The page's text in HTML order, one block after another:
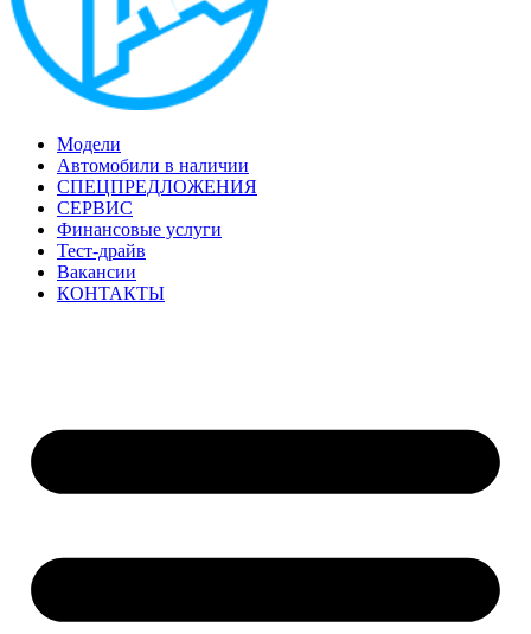
Модели
Автомобили в наличии
СПЕЦПРЕДЛОЖЕНИЯ
СЕРВИС
Финансовые услуги
Тест-драйв
Вакансии
КОНТАКТЫ